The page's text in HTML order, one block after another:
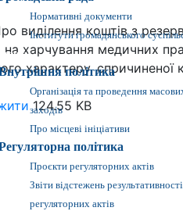
Нормативні документи
Інститути громадянського
політика
Організація та проведення
заходів
Про місцеві ініціативи
політика
Проєкти регуляторних актів
Звіти відстежень результативності
регуляторних актів
виділення коштів з
харчування медичних
характеру, спричиненої
124.55 KB